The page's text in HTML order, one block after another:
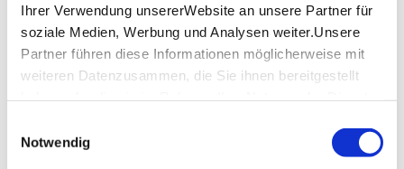
Ihrer Verwendung unsererWebsite an unsere Partner für
soziale Medien, Werbung und Analysen weiter.Unsere
Partner führen diese Informationen möglicherweise mit
weiteren Datenzusammen, die Sie ihnen bereitgestellt
Impressum
Notwendig
Plätze für Menschen im Rollstuhl
Weitere Informationen
BIX Jazzclub